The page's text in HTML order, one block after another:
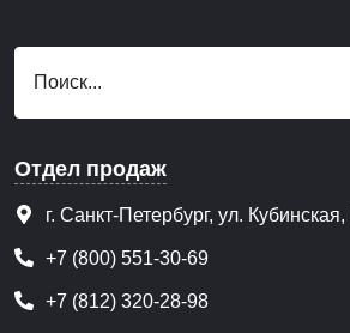
Отдел продаж
г. Санкт-Петербург, ул. Кубинская,
+7 (800) 551-30-69
+7 (812) 320-28-98